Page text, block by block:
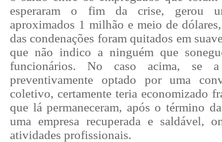
esperaram o fim da crise, gerou
aproximados 1 milhão e meio de
das condenações foram quitados em
que não indico a ninguém que
funcionários. No caso acima, se a
preventivamente optado por uma
coletivo, certamente teria economizado
que lá permaneceram, após o término
uma empresa recuperada e saldável,
atividades profissionais.